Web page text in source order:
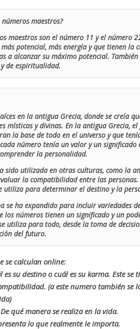
números maestros?
maestros son el número 11 y el número
potencial, más energía y que tienen la
a alcanzar su máximo potencial.
de espiritualidad.
en la antigua Grecia, donde se creía
místicas y divinas. En la antigua Grecia,
la base de todo en el universo y que
número tenía un valor y un
la personalidad.
sido utilizada en otras culturas, como la
la compatibilidad entre las
utiliza para determinar el destino y la
se ha expandido para incluir variedades
los números tienen un significado y un
utiliza para todo, desde la toma de
del futuro.
se calculan online:
es su destino o cuál es su karma. Este
(a este numero también se
qué manera se realiza en la vida.
lo que realmente le importa.